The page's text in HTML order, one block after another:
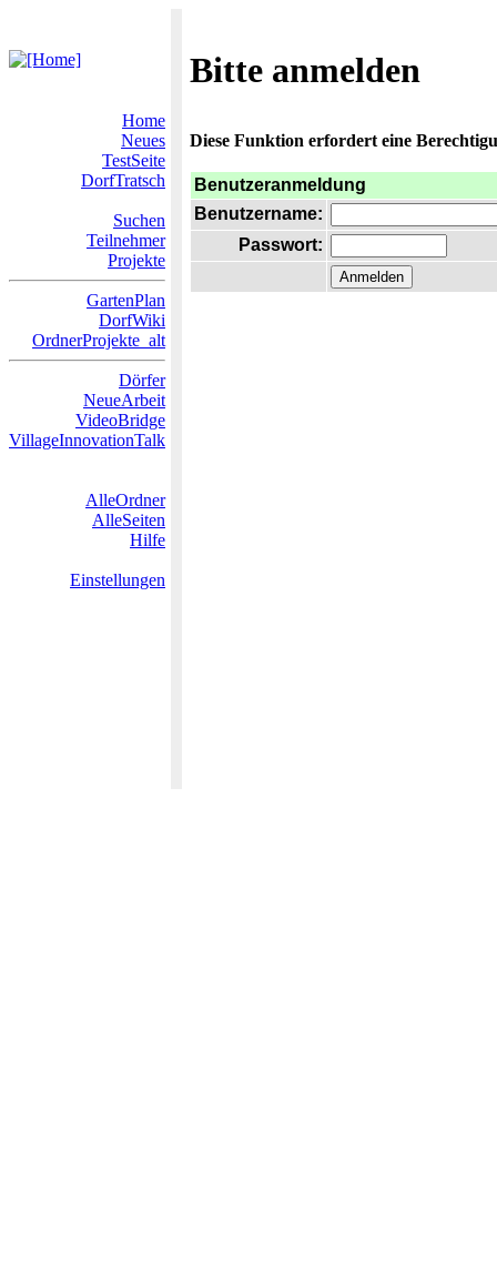
Bitte anmelden
Home
Neues
TestSeite
DorfTratsch
Suchen
Teilnehmer
Projekte
GartenPlan
DorfWiki
OrdnerProjekte_alt
Dörfer
NeueArbeit
VideoBridge
VillageInnovationTalk
AlleOrdner
AlleSeiten
Hilfe
Einstellungen
Diese Funktion erfordert eine
Benutzeranmeldung
Benutzername:
Passwort: